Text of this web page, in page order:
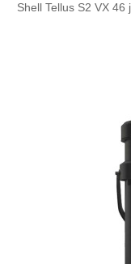
Shell Tellus S2 VX